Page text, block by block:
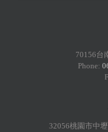
70156台
Phone:
32056桃園市中